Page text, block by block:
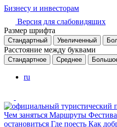
Бизнесу и инвесторам
Версия для слабовидящих
Размер шрифта
Стандартный Увеличенный
Расстояние между буквами
Стандартное Среднее
ru
Чем заняться Маршруты
остановиться Где поесть Как